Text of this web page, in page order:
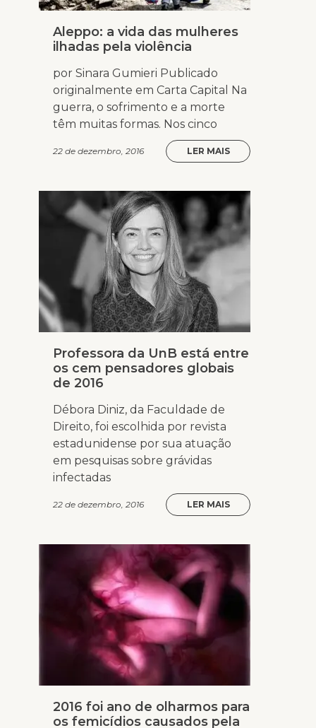
Aleppo: a vida das mulheres
ilhadas pela violência
por Sinara Gumieri Publicado
originalmente em Carta Capital Na
guerra, o sofrimento e a morte
têm muitas formas. Nos cinco
22 de dezembro, 2016 LER MAIS
Professora da UnB está entre
os cem pensadores globais
de 2016
Débora Diniz, da Faculdade de
Direito, foi escolhida por revista
estadunidense por sua atuação
em pesquisas sobre grávidas
infectadas
22 de dezembro, 2016 LER MAIS
2016 foi ano de olharmos para
os femicídios causados pela